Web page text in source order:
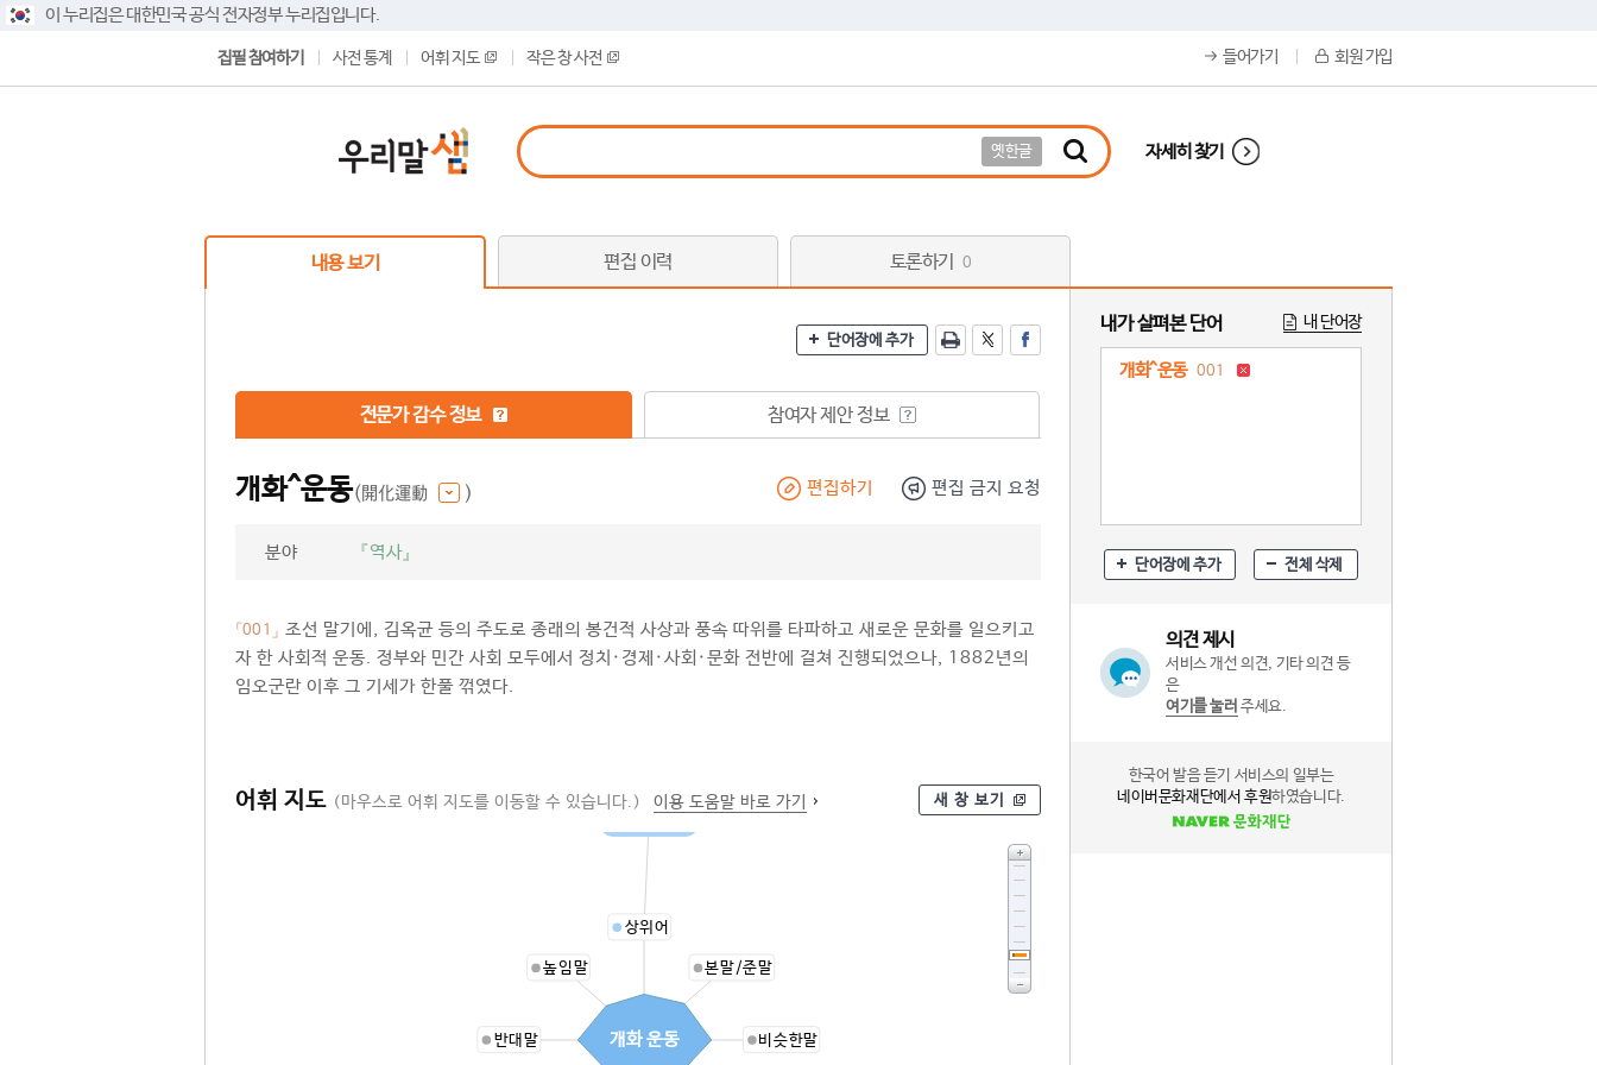
이 누리집은 대한민국 공식 전자정부 누리집입니다.
집필 참여하기 사전 통계 어휘 지도 작은 창 사전 들어가기 회원 가입
옛한글 자세히 찾기
내용 보기 편집 이력 토론하기 0
단어장에 추가
전문가 감수 정보 참여자 제안 정보
개화^운동(開化運動 ) 편집하기 편집 금지 요청
분야 『역사』
「001」 조선 말기에, 김옥균 등의 주도로 종래의 봉건적 사상과 풍속 따위를 타파하고 새로운 문화를 일으키고
자 한 사회적 운동. 정부와 민간 사회 모두에서 정치·경제·사회·문화 전반에 걸쳐 진행되었으나, 1882년의
임오군란 이후 그 기세가 한풀 꺾였다.
어휘 지도 (마우스로 어휘 지도를 이동할 수 있습니다.) 이용 도움말 바로 가기 새 창 보기
상위어
본말/준말
비슷한말
반대말
높임말
개화 운동
내가 살펴본 단어 내 단어장
개화^운동 001
단어장에 추가 전체 삭제
의견 제시
서비스 개선 의견, 기타 의견 등
은
여기를 눌러 주세요.
한국어 발음 듣기 서비스의 일부는
네이버문화재단에서 후원하였습니다.